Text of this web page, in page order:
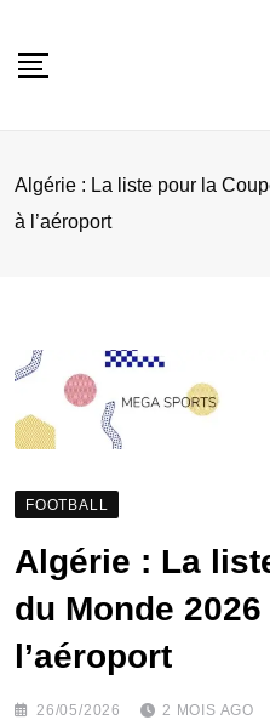
Algérie : La liste pour la
à l’aéroport
FOOTBALL
Algérie : La
du Monde
l’aéroport
26/05/2026 2 MOIS AGO